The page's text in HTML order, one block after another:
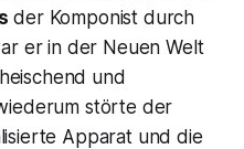
der Komponist durch
er in der Neuen Welt
und
störte der
Apparat und die